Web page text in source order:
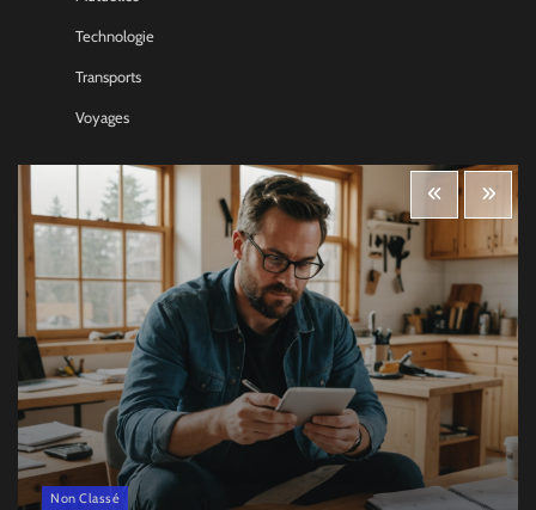
Technologie
Transports
Voyages
Non Classé